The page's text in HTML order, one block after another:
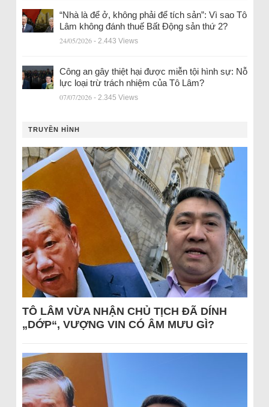
“Nhà là để ở, không phải để tích sản”: Vì sao Tô
Lâm không đánh thuế Bất Động sản thứ 2?
24/05/2026 - 2.443 Views
Công an gây thiệt hại được miễn tội hình sự: Nỗ
lực loại trừ trách nhiệm của Tô Lâm?
07/07/2026 - 2.345 Views
TRUYỀN HÌNH
TÔ LÂM VỪA NHẬN CHỦ TỊCH ĐÃ DÍNH
„DỚP“, VƯỢNG VIN CÓ ÂM MƯU GÌ?